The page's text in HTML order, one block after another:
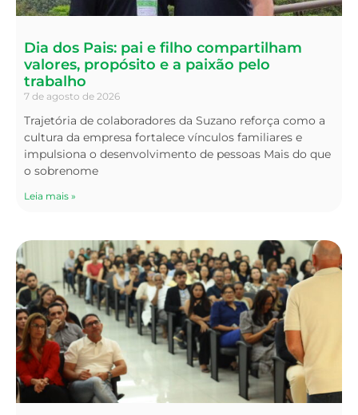
Dia dos Pais: pai e filho compartilham
valores, propósito e a paixão pelo
trabalho
7 de agosto de 2026
Trajetória de colaboradores da Suzano reforça como a
cultura da empresa fortalece vínculos familiares e
impulsiona o desenvolvimento de pessoas Mais do que
o sobrenome
Leia mais »